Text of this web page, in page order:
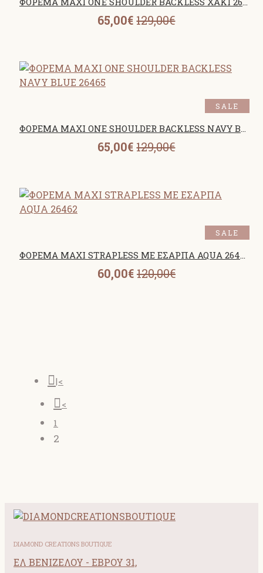
65,00€ 129,00€
SALE
ΦΟΡΕΜΑ MAXI ONE SHOULDER BACKLESS NAVY BLUE 26465
65,00€ 129,00€
SALE
ΦΟΡΕΜΑ MAXI STRAPLESS ΜΕ ΕΣΑΡΠΑ AQUA 26462
60,00€120,00€
|<
<
1
2
DIAMOND CREATIONS BOUTIQUE
ΕΛ ΒΕΝΙΖΕΛΟΥ - ΕΒΡΟΥ 31,